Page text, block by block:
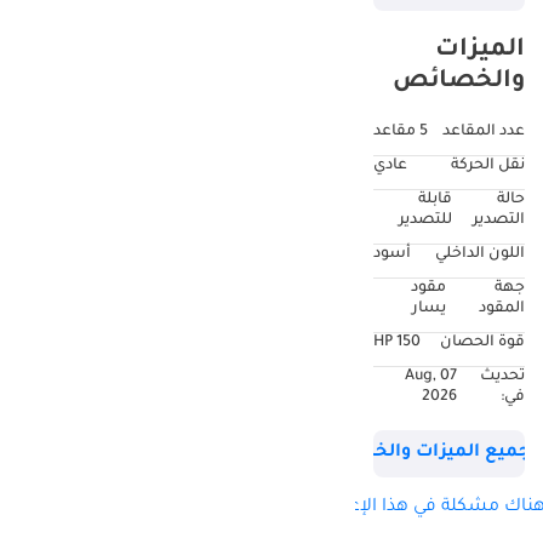
موقعنا: نحن
موجودون في دبي ،
Zone (Ducamz) رقم
المعرض: 382.
يمكنك أن تجدنا على
خرائط جوجل فقط
fze
من الاستفسارات
الموبايل او الواتس اب
الميزات
والخصائص
عدد المقاعد
5 مقاعد
نقل الحركة
عادي
حالة
التصدير
قابلة
للتصدير
اللون الداخلي
أسود
جهة
المقود
مقود
يسار
قوة الحصان
150 HP
تحديث
في:
07 Aug,
2026
جميع الميزات والخصائص
مشكلة في هذا الإعلان؟